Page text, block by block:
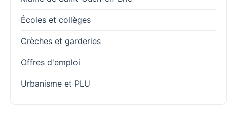
Écoles et collèges
Crèches et garderies
Offres d'emploi
Urbanisme et PLU